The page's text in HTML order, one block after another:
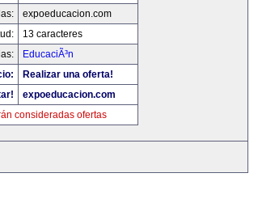
expoeducacion.com
13 caracteres
EducaciÃ³n
Realizar una oferta!
expoeducacion.com
consideradas ofertas